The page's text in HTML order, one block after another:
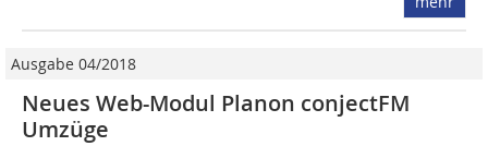
Ausgabe 04/2018
Neues Web-Modul Planon conjectFM
Umzüge